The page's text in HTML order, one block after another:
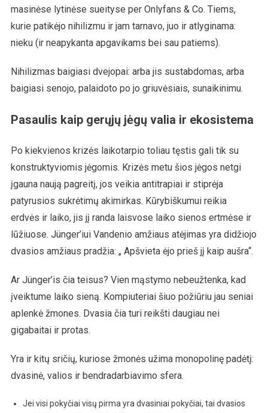
masinėse lytinėse sueityse per Onlyfans & Co. Tiems,
kurie patikėjo nihilizmu ir jam tarnavo, juo ir atlyginama:
nieku (ir neapykanta apgavikams bei sau patiems).
Nihilizmas baigiasi dvejopai: arba jis sustabdomas, arba
baigiasi senojo, palaidoto po jo griuvėsiais, sunaikinimu.
Pasaulis kaip gerųjų jėgų valia ir ekosistema
Po kiekvienos krizės laikotarpio toliau tęstis gali tik su
konstruktyviomis jėgomis. Krizės metu šios jėgos netgi
įgauna naują pagreitį, jos veikia antitrapiai ir stiprėja
patyrusios sukrėtimų akimirkas. Kūrybiškumui reikia
erdvės ir laiko, jis jį randa laisvose laiko sienos ertmėse ir
lūžiuose. Jünger’iui Vandenio amžiaus atėjimas yra didžiojo
dvasios amžiaus pradžia: „ Apšvieta ėjo prieš jį kaip aušra“.
Ar Jünger’is čia teisus? Vien mąstymo nebeužtenka, kad
įveiktume laiko sieną. Kompiuteriai šiuo požiūriu jau seniai
aplenkė žmones. Dvasia čia turi reikšti daugiau nei
gigabaitai ir protas.
Yra ir kitų sričių, kuriose žmonės užima monopolinę padėtį:
dvasinė, valios ir bendradarbiavimo sfera.
Jei visi pokyčiai visų pirma yra dvasiniai pokyčiai, tai dvasios